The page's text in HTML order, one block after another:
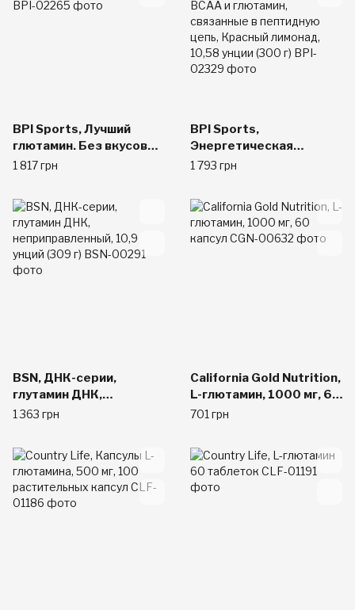
BPI Sports, Лучший
глютамин. Без вкусовых
добавок, 12,3 унции
1 817 грн
BPI Sports,
Энергетическая
аминокислотная
глютамин, связанные в
пептидную цепь,
Красный лимонад, 10,58
унции (300 г)
1 793 грн
BSN, ДНК-серии,
глутамин ДНК,
неприправленный, 10,9
1 363 грн
California Gold Nutrition,
L-глютамин, 1000 мг, 60
капсул
701 грн